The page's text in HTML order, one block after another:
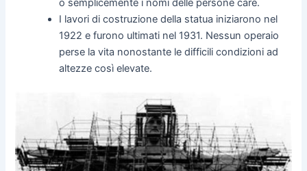
o semplicemente i nomi delle persone care.
I lavori di costruzione della statua iniziarono nel
1922 e furono ultimati nel 1931. Nessun operaio
perse la vita nonostante le difficili condizioni ad
altezze così elevate.